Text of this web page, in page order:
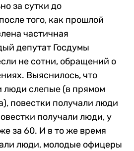
за сутки до
того, как прошлой
частичная
депутат Госдумы
не сотни, обращений о
Выяснилось, что
люди слепые (в прямом
повестки получали люди
получали люди, у
за 60. И в то же время
люди, молодые офицеры